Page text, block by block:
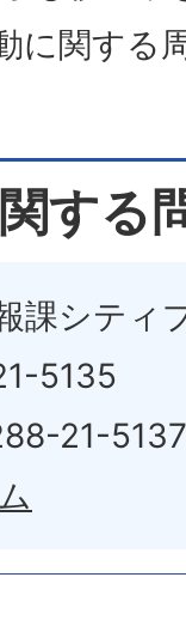
に関する
する
課シティ
5135
21-5137